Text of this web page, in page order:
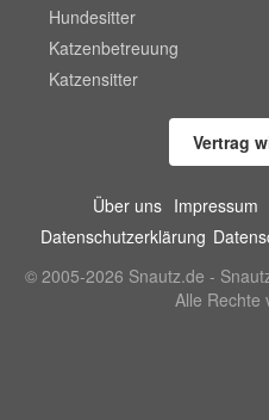
Hundesitter
Katzenbetreuung
Katzensitter
Vertrag
Über uns Impressum
Datenschutzerklärung
© 2005-2026 Snautz.de -
Alle Rechte